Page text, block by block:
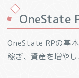
OneState
OneState RPの基
稼ぎ、資産を増や